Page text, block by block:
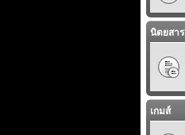
นิตยสาร
เกมส์